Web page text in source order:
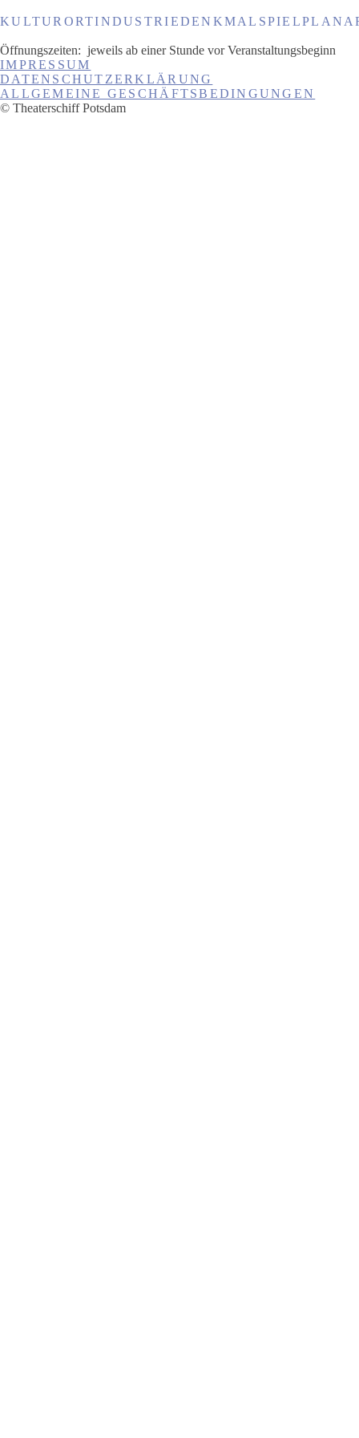
KULTURORTINDUSTRIEDENKMAL
Öffnungszeiten: jeweils ab einer Stunde vor Veranstaltungsbeginn
IMPRESSUM
DATENSCHUTZERKLÄRUNG
ALLGEMEINE GESCHÄFTSBEDINGUNGEN
© Theaterschiff Potsdam